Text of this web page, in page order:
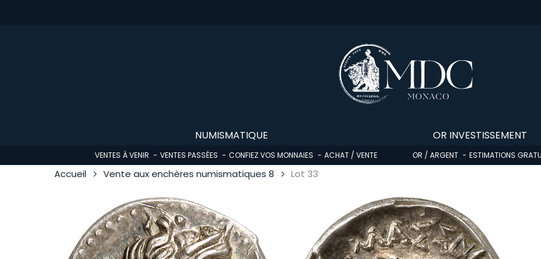
NUMISMATIQUE
VENTES À VENIR VENTES PASSÉES CONFIEZ VOS MONNAIES ACHAT / VENTE
OR INVESTISSEMENT
OR / ARGENT ESTIMATIONS
Accueil Vente aux enchères numismatiques 8 Lot 33